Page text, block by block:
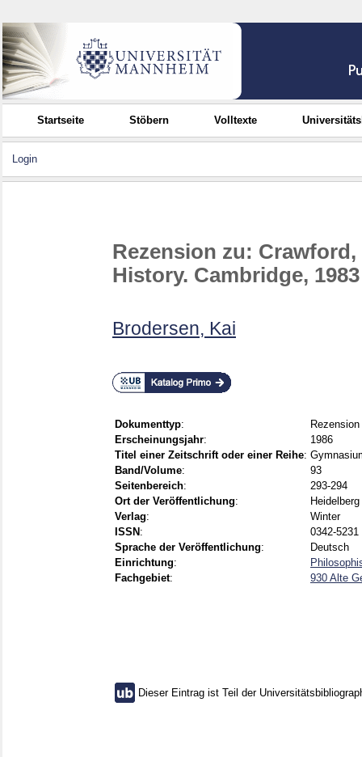
Startseite Stöbern Volltexte
Login
Rezension zu:
History. Cambridge, 1983
Brodersen, Kai
Dokumenttyp:
Rezension
Erscheinungsjahr:
1986
Titel einer Zeitschrift oder einer Reihe:
Band/Volume:
93
Seitenbereich:
293-294
Ort der Veröffentlichung:
Heidelberg
Verlag:
Winter
ISSN :
0342-
Sprache der Veröffentlichung:
Deutsch
Einrichtung:
Fachgebiet: 930 Alte
Dieser Eintrag ist Teil der